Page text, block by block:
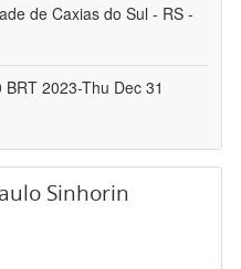
de Caxias do Sul - RS -
2023-Thu Dec 31
Sinhorin